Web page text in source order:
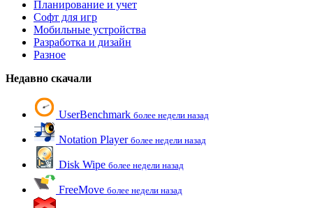
Планирование и учет
Софт для игр
Мобильные устройства
Разработка и дизайн
Разное
Недавно скачали
UserBenchmark более недели назад
Notation Player более недели назад
Disk Wipe более недели назад
FreeMove более недели назад